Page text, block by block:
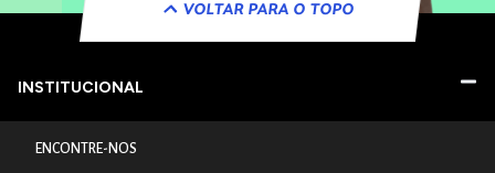
VOLTAR PARA O TOPO
INSTITUCIONAL
ENCONTRE-NOS